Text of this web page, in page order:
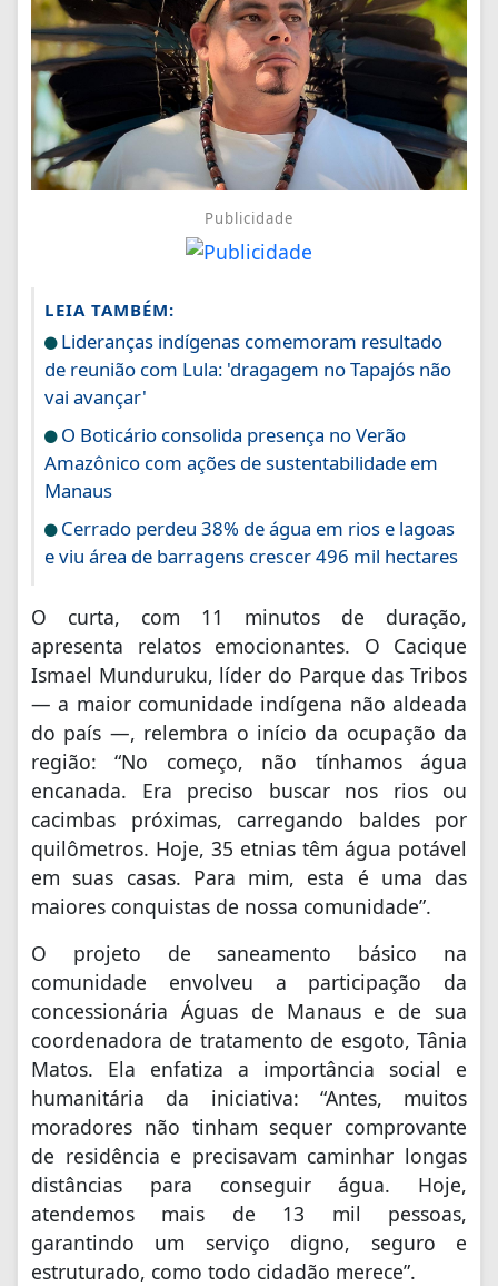
Publicidade
LEIA TAMBÉM:
Lideranças indígenas comemoram resultado
de reunião com Lula: 'dragagem no Tapajós não
vai avançar'
O Boticário consolida presença no Verão
Amazônico com ações de sustentabilidade em
Manaus
Cerrado perdeu 38% de água em rios e lagoas
e viu área de barragens crescer 496 mil hectares
O curta, com 11 minutos de duração,
apresenta relatos emocionantes. O Cacique
Ismael Munduruku, líder do Parque das Tribos
— a maior comunidade indígena não aldeada
do país —, relembra o início da ocupação da
região: “No começo, não tínhamos água
encanada. Era preciso buscar nos rios ou
cacimbas próximas, carregando baldes por
quilômetros. Hoje, 35 etnias têm água potável
em suas casas. Para mim, esta é uma das
maiores conquistas de nossa comunidade”.
O projeto de saneamento básico na
comunidade envolveu a participação da
concessionária Águas de Manaus e de sua
coordenadora de tratamento de esgoto, Tânia
Matos. Ela enfatiza a importância social e
humanitária da iniciativa: “Antes, muitos
moradores não tinham sequer comprovante
de residência e precisavam caminhar longas
distâncias para conseguir água. Hoje,
atendemos mais de 13 mil pessoas,
garantindo um serviço digno, seguro e
estruturado, como todo cidadão merece”.